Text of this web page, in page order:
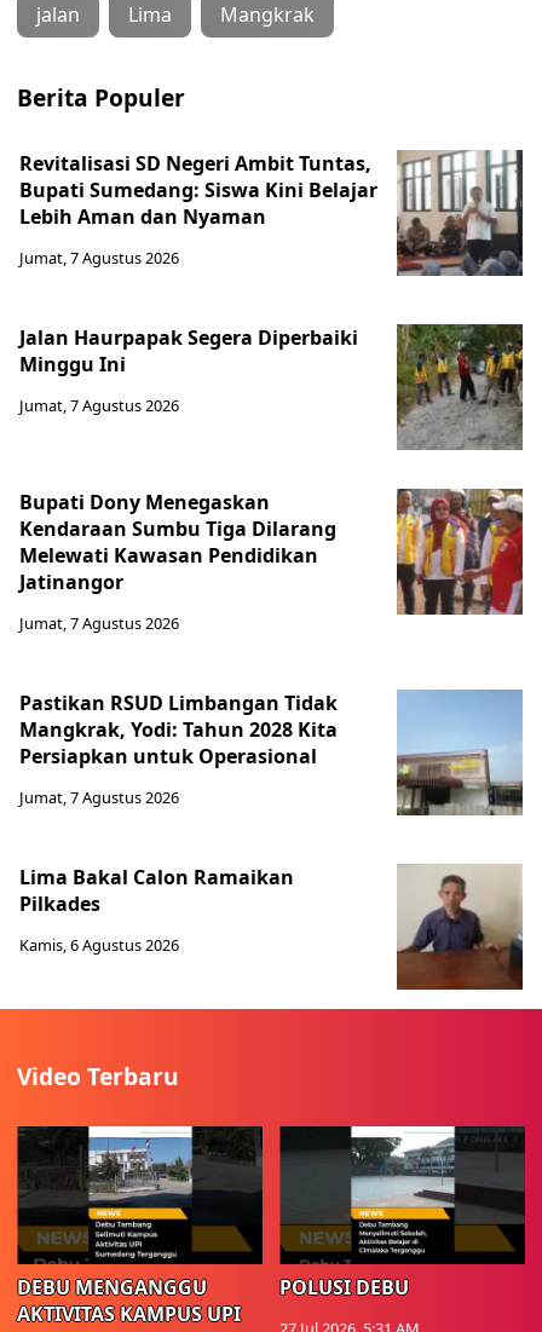
jalan Lima Mangkrak
Berita Populer
Revitalisasi SD Negeri Ambit Tuntas,
Bupati Sumedang: Siswa Kini Belajar
Lebih Aman dan Nyaman
Jumat, 7 Agustus 2026
Jalan Haurpapak Segera Diperbaiki
Minggu Ini
Jumat, 7 Agustus 2026
Bupati Dony Menegaskan
Kendaraan Sumbu Tiga Dilarang
Melewati Kawasan Pendidikan
Jatinangor
Jumat, 7 Agustus 2026
Pastikan RSUD Limbangan Tidak
Mangkrak, Yodi: Tahun 2028 Kita
Persiapkan untuk Operasional
Jumat, 7 Agustus 2026
Lima Bakal Calon Ramaikan
Pilkades
Kamis, 6 Agustus 2026
Video Terbaru
DEBU MENGANGGU
AKTIVITAS KAMPUS UPI
POLUSI DEBU